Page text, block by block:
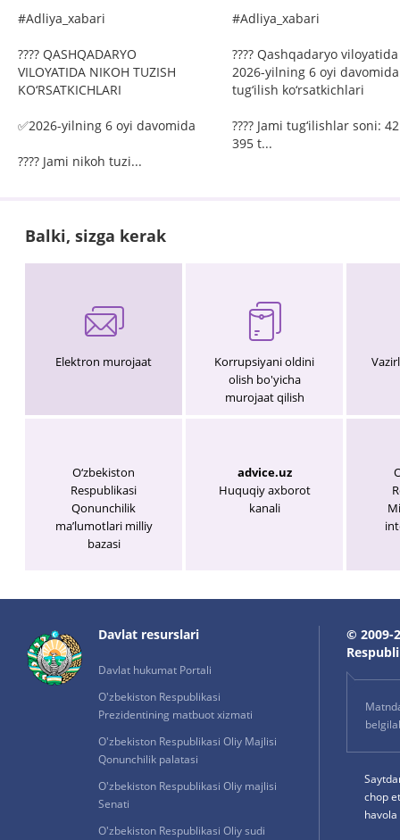
#Adliya_xabari
???? QASHQADARYO
VILOYATIDA NIKOH TUZISH
KO‘RSATKICHLARI
✅2026-yilning 6 oyi davomida
???? Jami nikoh tuzi...
#Adliya_xabari
???? Qashqadaryo viloyatida
2026-yilning 6 oyi davomida
tug‘ilish ko‘rsatkichlari
???? Jami tug‘ilishlar soni: 42
395 t...
Balki, sizga kerak
Elektron murojaat
Korrupsiyani oldini
olish bo'yicha
murojaat qilish
O‘zbekiston
Respublikasi
Qonunchilik
maʼlumotlari milliy
bazasi
advice.uz
Huquqiy axborot
kanali
Davlat resurslari
Davlat hukumat Portali
O'zbekiston Respublikasi
Prezidentining matbuot xizmati
O'zbekiston Respublikasi Oliy Majlisi
Qonunchilik palatasi
O'zbekiston Respublikasi Oliy majlisi
Senati
O'zbekiston Respublikasi Oliy sudi
© 2009-
chop